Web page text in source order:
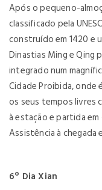
Após o pequeno-
classificado pela
construído em 1420 e
Dinastias Ming e Qing
integrado num
Cidade Proibida, onde
os seus tempos livres
à estação e partida
Assistência à
6º Dia Xian